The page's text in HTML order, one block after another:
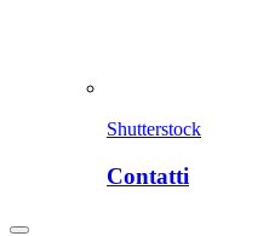
Shutterstock
Contatti